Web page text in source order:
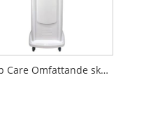
Scalp Care Omfattande skönhetsutrustning